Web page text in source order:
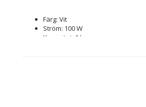
Färg: Vit
Ström: 100 W
Kapacitet: 1 L